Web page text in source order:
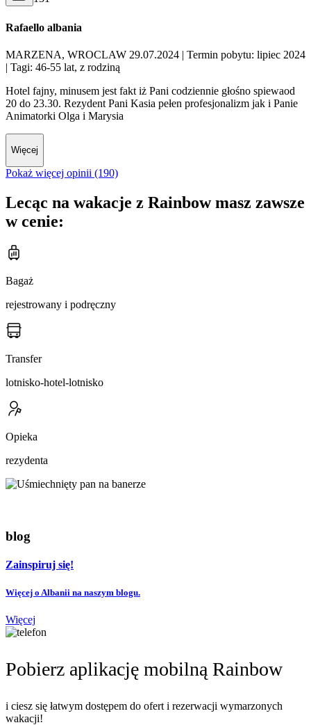
Rafaello albania
MARZENA, WROCLAW 29.07.2024 | Termin pobytu: lipiec 2024
| Tagi: 46-55 lat, z rodziną
Hotel fajny, minusem jest fakt iż Pani codziennie głośno spiewaod
20 do 23.30. Rezydent Pani Kasia pełen profesjonalizm jak i Panie
Animatorki Olga i Marysia
Więcej
Pokaż więcej opinii (190)
Lecąc na wakacje z Rainbow masz zawsze
w cenie:
Bagaż
rejestrowany i podręczny
Transfer
lotnisko-hotel-lotnisko
Opieka
rezydenta
blog
Zainspiruj się!
Więcej o Albanii na naszym blogu.
Więcej
Pobierz aplikację mobilną Rainbow
i ciesz się łatwym dostępem do ofert i rezerwacji wymarzonych
wakacji!